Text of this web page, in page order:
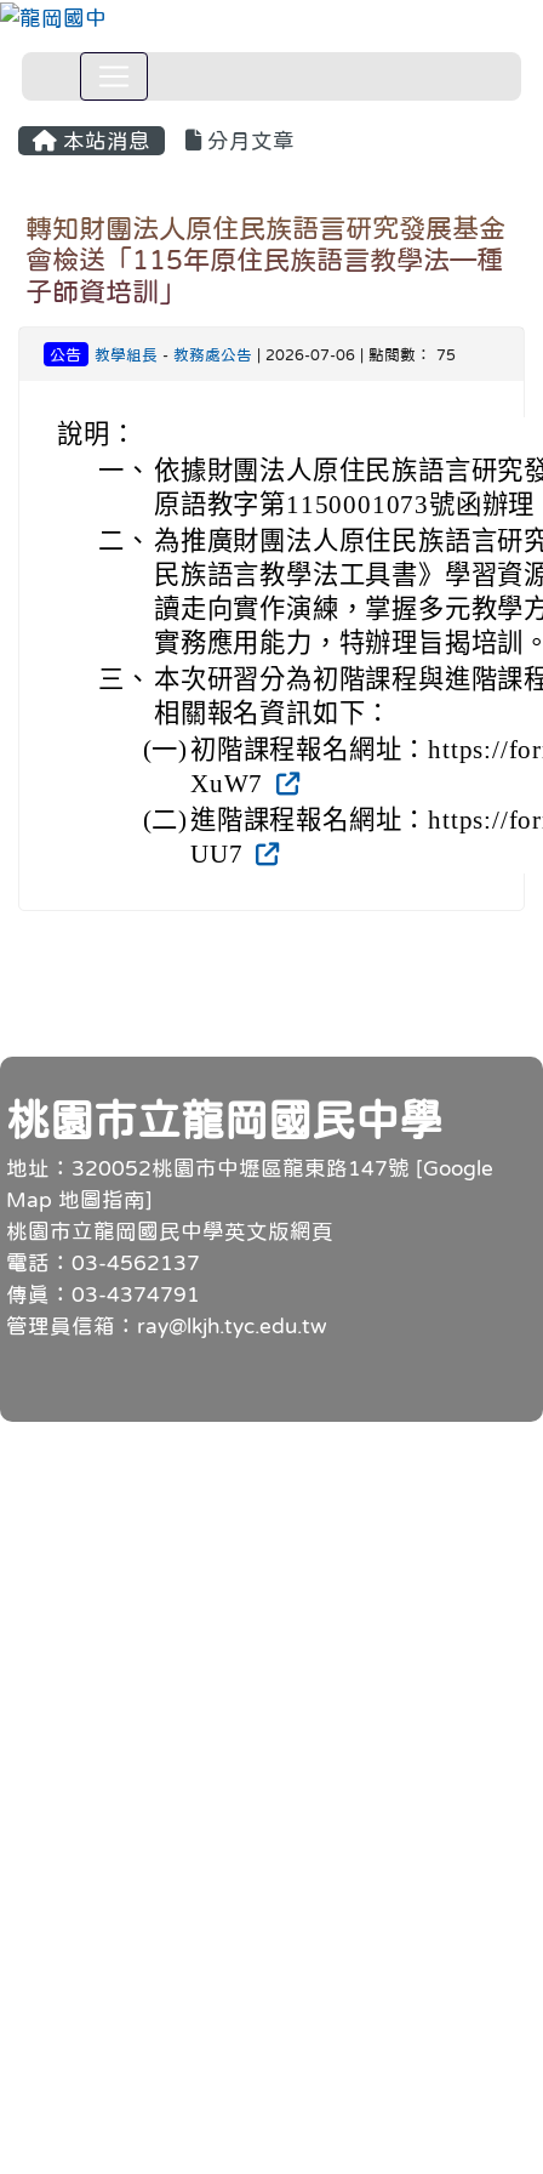
本站消息 分月文章
轉知財團法人原住民族語言研究發展基金
會檢送「115年原住民族語言教學法—種
子師資培訓」
公告 教學組長 - 教務處公告 | 2026-07-06 | 點閱數： 75
說明：
一、 依據財團法人原住民族語言研究
原語教字第1150001073號函辦理
二、 為推廣財團法人原住民族語言研
民族語言教學法工具書》學習資
讀走向實作演練，掌握多元教學
實務應用能力，特辦理旨揭培訓
三、 本次研習分為初階課程與進階課
相關報名資訊如下：
(一) 初階課程報名網址：https://
XuW7
(二) 進階課程報名網址：https://
UU7
頁尾
桃園市立龍岡國民中學
地址：320052桃園市中壢區龍東路147號 [Google
Map 地圖指南]
桃園市立龍岡國民中學英文版網頁
電話：03-4562137
傳真：03-4374791
管理員信箱：ray@lkjh.tyc.edu.tw